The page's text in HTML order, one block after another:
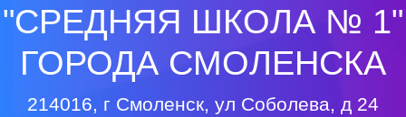
"СРЕДНЯЯ ШКОЛА № 1"
ГОРОДА СМОЛЕНСКА
214016, г Смоленск, ул Соболева, д 24